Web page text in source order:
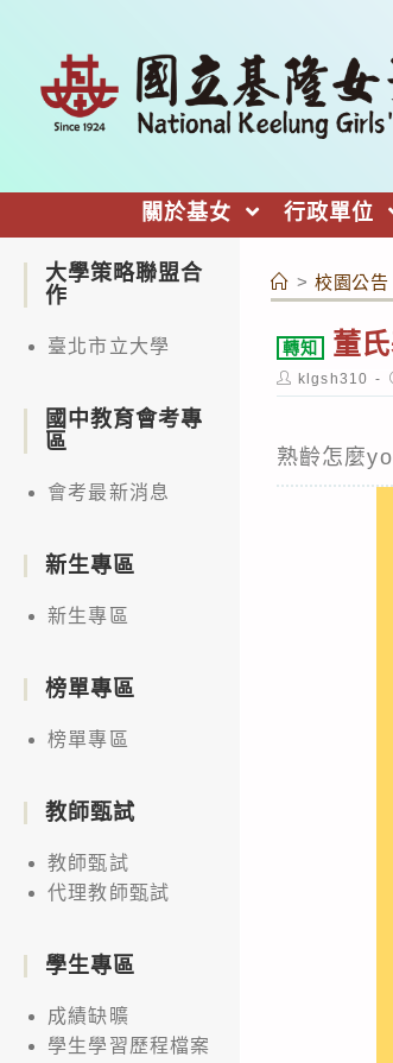
關於基女 行政單位
> 校園公告
轉知 董
Post
author:
klgsh310
熟齡怎麼
大學策略聯盟合
作
臺北市立大學
國中教育會考專
區
會考最新消息
新生專區
新生專區
榜單專區
榜單專區
教師甄試
教師甄試
代理教師甄試
學生專區
成績缺曠
學生學習歷程檔案